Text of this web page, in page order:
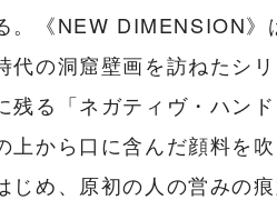
。《NEW DIMENSION》
代の洞窟壁画を訪ねたシ
残る「ネガティヴ・ハン
上から口に含んだ顔料を
じめ、原初の人の営みの痕